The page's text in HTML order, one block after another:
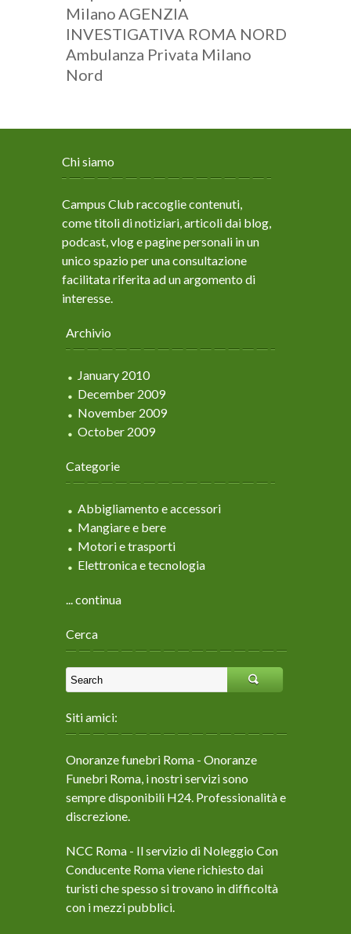
MilanoAGENZIA
INVESTIGATIVA ROMA NORD
Ambulanza Privata Milano
Nord
Chi siamo
Campus Club raccoglie contenuti,
come titoli di notiziari, articoli dai blog,
podcast, vlog e pagine personali in un
unico spazio per una consultazione
facilitata riferita ad un argomento di
interesse.
Archivio
January 2010
December 2009
November 2009
October 2009
Categorie
Abbigliamento e accessori
Mangiare e bere
Motori e trasporti
Elettronica e tecnologia
... continua
Cerca
Siti amici:
Onoranze funebri Roma - Onoranze
Funebri Roma, i nostri servizi sono
sempre disponibili H24. Professionalità e
discrezione.
NCC Roma - Il servizio di Noleggio Con
Conducente Roma viene richiesto dai
turisti che spesso si trovano in difficoltà
con i mezzi pubblici.